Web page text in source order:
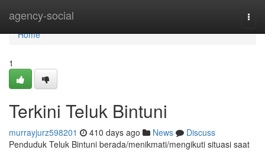
agency-social
Home
Home
1
Terkini Teluk Bintuni
murrayjurz598201 410 days ago News
Discuss
Penduduk Teluk Bintuni berada/menikmati/mengikuti situasi saat